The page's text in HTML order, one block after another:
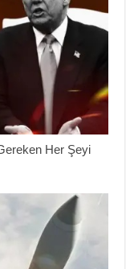
Her Şeyi